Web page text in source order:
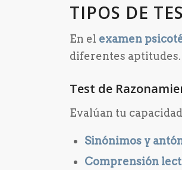
TIPOS DE
En el examen
diferentes aptitudes.
Test de
Evalúan tu
Sinónimos y
Comprensión